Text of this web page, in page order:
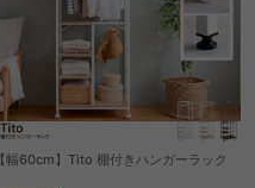
【幅60cm】Tito 棚付きハンガーラック